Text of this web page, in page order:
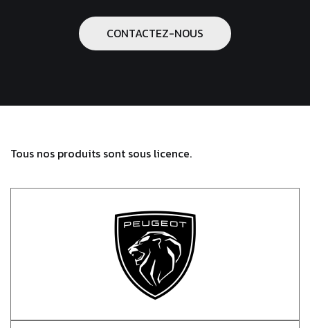
CONTACTEZ-NOUS
Tous nos produits sont sous licence.